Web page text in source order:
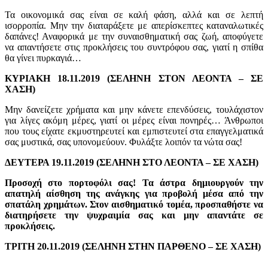
Τα οικονομικά σας είναι σε καλή φάση, αλλά και σε λεπτή
ισορροπία. Μην την διαταράξετε με απερίσκεπτες καταναλωτικές
δαπάνες! Αναφορικά με την συναισθηματική σας ζωή, αποφύγετε
να απαντήσετε στις προκλήσεις του συντρόφου σας, γιατί η σπίθα
θα γίνει πυρκαγιά…
ΚΥΡΙΑΚΗ 18.11.2019 (ΣΕΛΗΝΗ ΣΤΟΝ ΛΕΟΝΤΑ – ΣΕ
ΧΑΣΗ)
Μην δανείζετε χρήματα και μην κάνετε επενδύσεις, τουλάχιστον
για λίγες ακόμη μέρες, γιατί οι μέρες είναι πονηρές… Άνθρωποι
που τους είχατε εκμυστηρευτεί και εμπιστευτεί στα επαγγελματικά
σας μυστικά, σας υπονομεύουν. Φυλάξτε λοιπόν τα νώτα σας!
ΔΕΥΤΕΡΑ 19.11.2019 (ΣΕΛΗΝΗ ΣΤΟ ΛΕΟΝΤΑ – ΣΕ ΧΑΣΗ)
Προσοχή στο πορτοφόλι σας! Τα άστρα δημιουργούν την
απατηλή αίσθηση της ανάγκης για προβολή μέσα από την
σπατάλη χρημάτων. Στον αισθηματικό τομέα, προσπαθήστε να
διατηρήσετε την ψυχραιμία σας και μην απαντάτε σε
προκλήσεις.
ΤΡΙΤΗ 20.11.2019 (ΣΕΛΗΝΗ ΣΤΗΝ ΠΑΡΘΕΝΟ – ΣΕ ΧΑΣΗ)